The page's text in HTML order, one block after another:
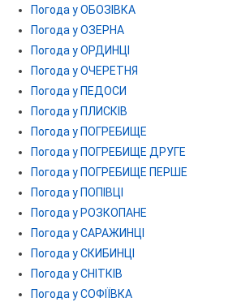
Погода у ОБОЗІВКА
Погода у ОЗЕРНА
Погода у ОРДИНЦІ
Погода у ОЧЕРЕТНЯ
Погода у ПЕДОСИ
Погода у ПЛИСКІВ
Погода у ПОГРЕБИЩЕ
Погода у ПОГРЕБИЩЕ ДРУГЕ
Погода у ПОГРЕБИЩЕ ПЕРШЕ
Погода у ПОПІВЦІ
Погода у РОЗКОПАНЕ
Погода у САРАЖИНЦІ
Погода у СКИБИНЦІ
Погода у СНІТКІВ
Погода у СОФІЇВКА